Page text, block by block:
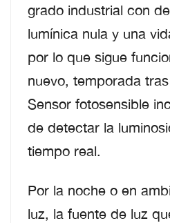
grado industrial con
lumínica nula y una
por lo que sigue
nuevo, temporada
Sensor fotosensible
de detectar la
tiempo real.
Por la noche o en
luz, la fuente de luz